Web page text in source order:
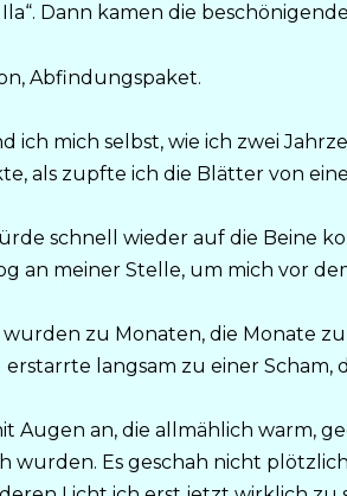
Ila“. Dann kamen die
Abfindungspaket.
ich mich selbst, wie ich zwei
als zupfte ich die Blätter von
schnell wieder auf die Beine
an meiner Stelle, um mich vor
wurden zu Monaten, die Monate
langsam zu einer Scham,
Augen an, die allmählich warm,
wurden. Es geschah nicht